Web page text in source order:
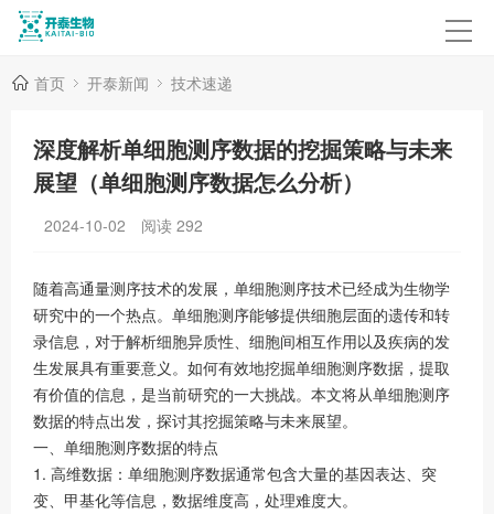
首页 开泰新闻 技术速递
深度解析单细胞测序数据的挖掘策略与未来
展望（单细胞测序数据怎么分析）
2024-10-02 阅读 292
随着高通量测序技术的发展，单细胞测序技术已经成为生物学
研究中的一个热点。单细胞测序能够提供细胞层面的遗传和转
录信息，对于解析细胞异质性、细胞间相互作用以及疾病的发
生发展具有重要意义。如何有效地挖掘单细胞测序数据，提取
有价值的信息，是当前研究的一大挑战。本文将从单细胞测序
数据的特点出发，探讨其挖掘策略与未来展望。
一、单细胞测序数据的特点
1. 高维数据：单细胞测序数据通常包含大量的基因表达、突
变、甲基化等信息，数据维度高，处理难度大。